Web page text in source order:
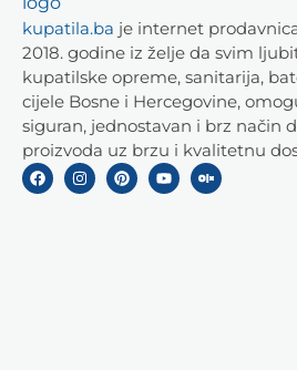
kupatila.ba je internet
2018. godine iz želje da svim
kupatilske opreme, sanitarija,
cijele Bosne i Hercegovine,
siguran, jednostavan i brz način
proizvoda uz brzu i kvalitetnu